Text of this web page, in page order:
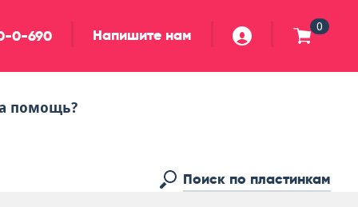
0-690 Напишите нам 0
помощь?